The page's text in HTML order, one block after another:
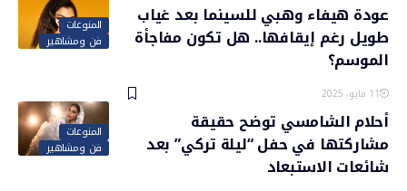
المنوعات
فن ومشاهير
عودة هيفاء وهبي للسينما بعد غياب
طويل رغم إيقافها.. هل تكون مفاجأة
الموسم؟
11 مايو، 2025
المنوعات
فن ومشاهير
أحلام الشامسي توضح حقيقة
مشاركتها في حفل “ليلة تركي” بعد
شائعات الاستبعاد